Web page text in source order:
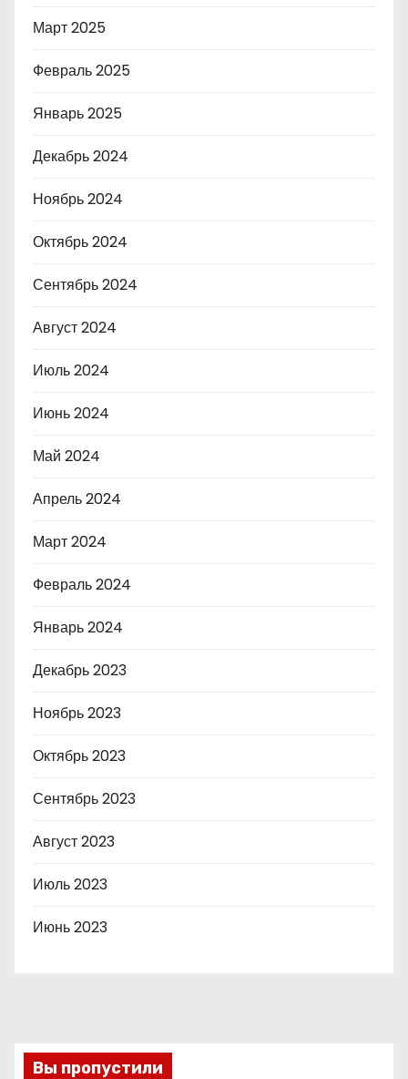
Март 2025
Февраль 2025
Январь 2025
Декабрь 2024
Ноябрь 2024
Октябрь 2024
Сентябрь 2024
Август 2024
Июль 2024
Июнь 2024
Май 2024
Апрель 2024
Март 2024
Февраль 2024
Январь 2024
Декабрь 2023
Ноябрь 2023
Октябрь 2023
Сентябрь 2023
Август 2023
Июль 2023
Июнь 2023
Вы пропустили